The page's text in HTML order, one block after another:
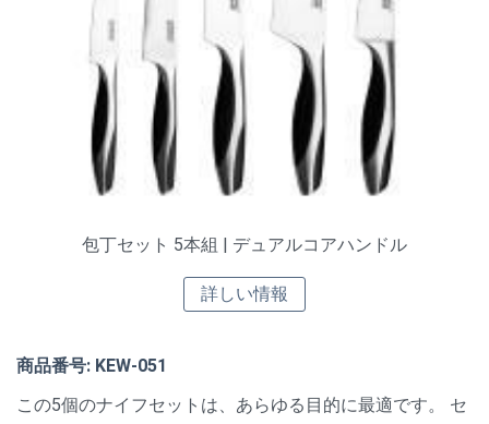
包丁セット 5本組 | デュアルコアハンドル
詳しい情報
商品番号: KEW-051
この5個のナイフセットは、あらゆる目的に最適です。 セ